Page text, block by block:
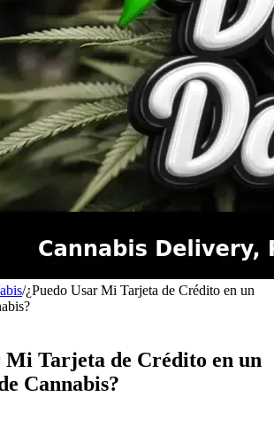
/¿Puedo Usar Mi Tarjeta de Crédito en un
Mi Tarjeta de Crédito en un
Cannabis?